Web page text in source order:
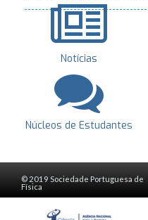
Notícias
Núcleos de Estudantes
© 2019 Sociedade Portuguesa de
Física